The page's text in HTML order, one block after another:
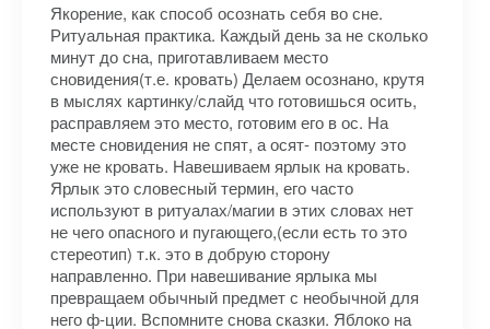
Якорение, как способ осознать себя во сне.
Ритуальная практика. Каждый день за не сколько
минут до сна, приготавливаем место
сновидения(т.е. кровать) Делаем осознано, крутя
в мыслях картинку/слайд что готовишься осить,
расправляем это место, готовим его в ос. На
месте сновидения не спят, а осят- поэтому это
уже не кровать. Навешиваем ярлык на кровать.
Ярлык это словесный термин, его часто
используют в ритуалах/магии в этих словах нет
не чего опасного и пугающего,(если есть то это
стереотип) т.к. это в добрую сторону
направленно. При навешивание ярлыка мы
превращаем обычный предмет с необычной для
него ф-ции. Вспомните снова сказки. Яблоко на